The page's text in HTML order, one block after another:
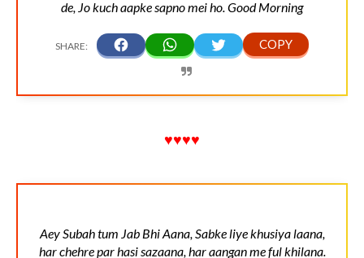
de, Jo kuch aapke sapno mei ho. Good Morning
♥♥♥♥
Aey Subah tum Jab Bhi Aana, Sabke liye khusiya laana,
har chehre par hasi sazaana, har aangan me ful khilana.